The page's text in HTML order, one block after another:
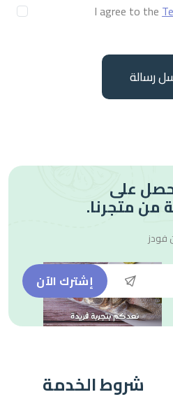
I agree to the
رسالة
على
من متجرنا.
فودز
إشترك الآن
شروط الخدمة